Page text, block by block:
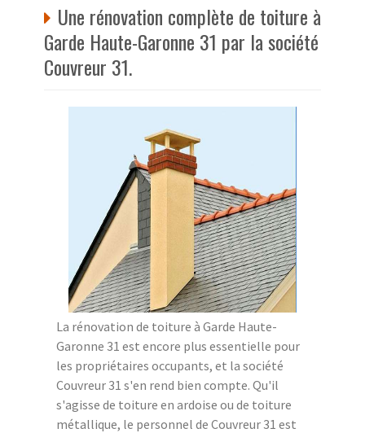
Une rénovation complète de toiture à
Garde Haute-Garonne 31 par la société
Couvreur 31.
La rénovation de toiture à Garde Haute-
Garonne 31 est encore plus essentielle pour
les propriétaires occupants, et la société
Couvreur 31 s'en rend bien compte. Qu'il
s'agisse de toiture en ardoise ou de toiture
métallique, le personnel de Couvreur 31 est